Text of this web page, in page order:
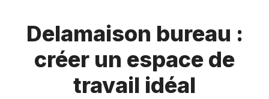
Delamaison bureau :
créer un espace de
travail idéal